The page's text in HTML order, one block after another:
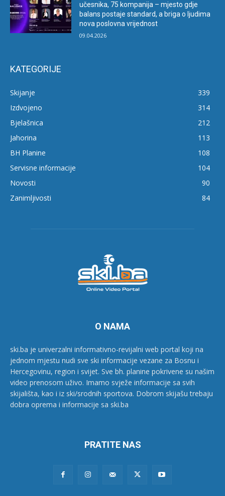
učesnika, 75 kompanija – mjesto gdje
balans postaje standard, a briga o ljudima
nova poslovna vrijednost
09.04.2026
KATEGORIJE
Skijanje
339
Izdvojeno
314
Bjelašnica
212
Jahorina
113
BH Planine
108
Servisne informacije
104
Novosti
90
Zanimljivosti
84
O NAMA
ski.ba je univerzalni informativno-revijalni web portal koji na
jednom mjestu nudi sve ski informacije vezane za Bosnu i
Hercegovinu, region i svijet. Sve bh. planine pokrivene su našim
video prenosom uživo. Imamo svježe informacije sa svih
skijališta, kao i iz ski/srodnih sportova. Dobrom skijašu trebaju
dobra oprema i informacije sa ski.ba
PRATITE NAS